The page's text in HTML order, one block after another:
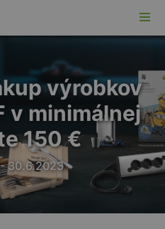
výrobkov
v minimálnej
150 €
30.6.2023